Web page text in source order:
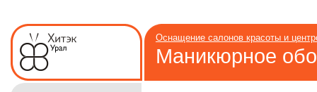
Оснащение салонов красоты и
Маникюрное